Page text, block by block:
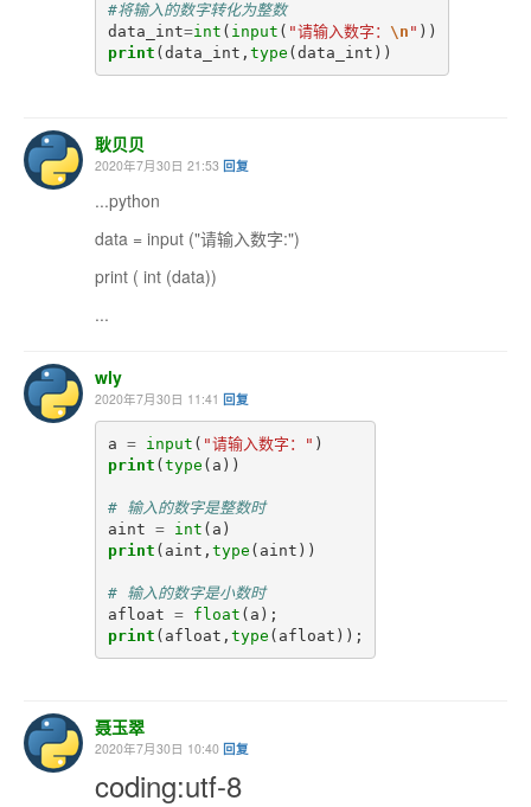
#将输入的数字转化为整数
data_int=int ( input ( "请输入数字： \n " ))
print (data_int , type (data_int ))
耿贝贝
2020年7月30日 21:53 回复
...python
data = input ("请输入数字:")
print ( int (data))
...
wly
2020年7月30日 11:41 回复
a = input ( "请输入数字：" )
print (type ( a ))
# 输入的数字是整数时
aint = int ( a )
print ( aint , type ( aint ))
# 输入的数字是小数时
afloat = float ( a );
print ( afloat , type ( afloat ));
聂玉翠
2020年7月30日 10:40 回复
coding:utf-8